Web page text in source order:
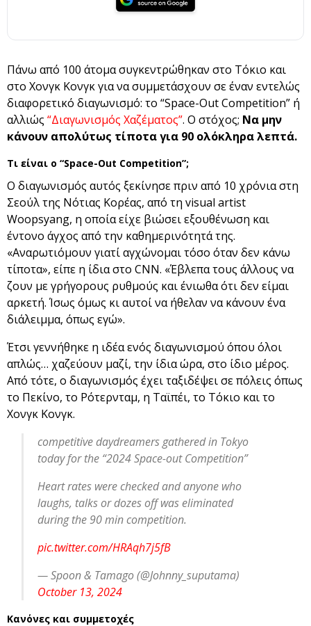
Πάνω από 100 άτομα συγκεντρώθηκαν στο Τόκιο και
στο Χονγκ Κονγκ για να συμμετάσχουν σε έναν εντελώς
διαφορετικό διαγωνισμό: το “Space-Out Competition” ή
αλλιώς “Διαγωνισμός Χαζέματος”. Ο στόχος; Να μην
κάνουν απολύτως τίποτα για 90 ολόκληρα λεπτά.
Τι είναι ο “Space-Out Competition”;
Ο διαγωνισμός αυτός ξεκίνησε πριν από 10 χρόνια στη
Σεούλ της Νότιας Κορέας, από τη visual artist
Woopsyang, η οποία είχε βιώσει εξουθένωση και
έντονο άγχος από την καθημερινότητά της.
«Αναρωτιόμουν γιατί αγχώνομαι τόσο όταν δεν κάνω
τίποτα», είπε η ίδια στο CNN. «Έβλεπα τους άλλους να
ζουν με γρήγορους ρυθμούς και ένιωθα ότι δεν είμαι
αρκετή. Ίσως όμως κι αυτοί να ήθελαν να κάνουν ένα
διάλειμμα, όπως εγώ».
Έτσι γεννήθηκε η ιδέα ενός διαγωνισμού όπου όλοι
απλώς… χαζεύουν μαζί, την ίδια ώρα, στο ίδιο μέρος.
Από τότε, ο διαγωνισμός έχει ταξιδέψει σε πόλεις όπως
το Πεκίνο, το Ρότερνταμ, η Ταϊπέι, το Τόκιο και το
Χονγκ Κονγκ.
competitive daydreamers gathered in Tokyo
today for the “2024 Space-out Competition”
Heart rates were checked and anyone who
laughs, talks or dozes off was eliminated
during the 90 min competition.
pic.twitter.com/HRAqh7j5fB
— Spoon & Tamago (@Johnny_suputama)
October 13, 2024
Κανόνες και συμμετοχές